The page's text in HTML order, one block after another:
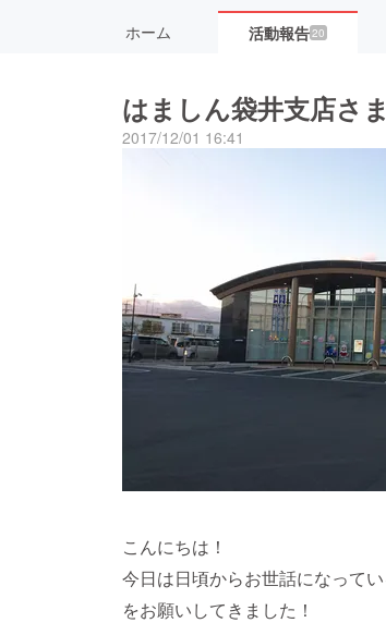
ホーム 活動報告20
はましん袋井支店さ
2017/12/01 16:41
こんにちは！
今日は日頃からお世話になって
をお願いしてきました！